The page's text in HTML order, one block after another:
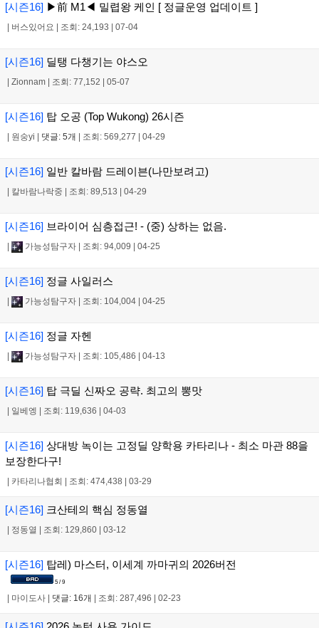
[시즌16] ▶前 M1◀ 밀렵왕 케인 [ 정글운영 업데이트 ]
버스있어요 조회: 24,193 07-04
[시즌16] 딜탱 다챙기는 야스오
Zionnam 조회: 77,152 05-07
[시즌16] 탑 오공 (Top Wukong) 26시즌
원숭yi 댓글: 5개 조회: 569,277 04-29
[시즌16] 일반 칼바람 드레이븐(나만보려고)
칼바람나락중 조회: 89,513 04-29
[시즌16] 브라이어 심층접근! - (중) 상하는 없음.
가능성탐구자 조회: 94,009 04-25
[시즌16] 정글 사일러스
가능성탐구자 조회: 104,004 04-25
[시즌16] 정글 자헨
가능성탐구자 조회: 105,486 04-13
[시즌16] 탑 극딜 신짜오 공략. 최고의 뽕맛
일베엥 조회: 119,636 04-03
[시즌16] 상대방 녹이는 고정딜 양학용 카타리나 - 최소 마관 88을
보장한다구!
카타리나협회 조회: 474,438 03-29
[시즌16] 크산테의 핵심 정동열
정동열 조회: 129,860 03-12
[시즌16] 탑레) 마스터, 이세계 까마귀의 2026버전
5 / 9
마이도사 댓글: 16개 조회: 287,496 02-23